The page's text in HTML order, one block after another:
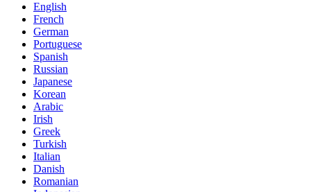
English
French
German
Portuguese
Spanish
Russian
Japanese
Korean
Arabic
Irish
Greek
Turkish
Italian
Danish
Romanian